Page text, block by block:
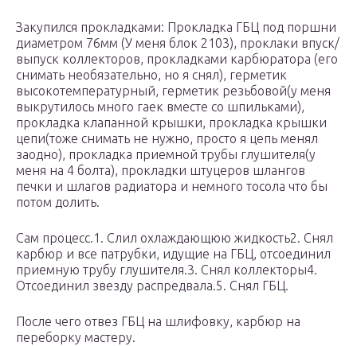
Закупился прокладками: Прокладка ГБЦ под поршни
диаметром 76мм (У меня блок 2103), проклаки впуск/
выпуск коллекторов, прокладками карбюратора (его
снимать необязательно, но я снял), герметик
высокотемпературный, герметик резьбовой(у меня
выкрутилось много гаек вместе со шпильками),
прокладка клапанной крышки, прокладка крышки
цепи(тоже снимать не нужно, просто я цепь менял
заодно), прокладка приемной трубы глушителя(у
меня на 4 болта), прокладки штуцеров шлангов
печки и шлагов радиатора и немного тосола что бы
потом долить.
Сам процесс.1. Слил охлаждающюю жидкость2. Снял
карбюр и все патрубки, идущие на ГБЦ, отсоединил
приемную трубу глушителя.3. Снял коллекторы4.
Отсоединил звезду распредвала.5. Снял ГБЦ.
После чего отвез ГБЦ на шлифовку, карбюр на
переборку мастеру.